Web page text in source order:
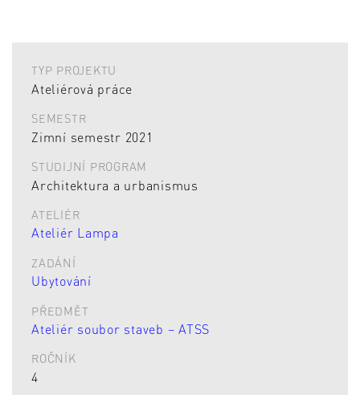
TYP PROJEKTU
Ateliérová práce
SEMESTR
Zimní semestr 2021
STUDIJNÍ PROGRAM
Architektura a urbanismus
ATELIÉR
Ateliér Lampa
ZADÁNÍ
Ubytování
PŘEDMĚT
Ateliér soubor staveb – ATSS
ROČNÍK
4